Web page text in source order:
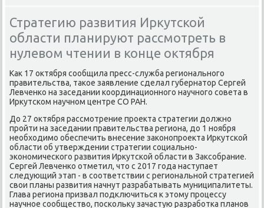
Стратегию развития Иркутской
области планируют рассмотреть в
нулевом чтении в конце октября
Как 17 октября сообщила пресс-служба регионального
правительства, такое заявление сделал губернатор Сергей
Левченко на заседании координационного научного совета в
Иркутском научном центре СО РАН.
До 27 октября рассмотрение проекта стратегии должно
пройти на заседании правительства региона, до 1 ноября
необходимо обеспечить внесение законопроекта Иркутской
области об утверждении стратегии социально-
экономического развития Иркутской области в Заксобрание.
Сергей Левченко отметил, что с 2017 года наступает
следующий этап - в соответствии с региональной стратегией
свои планы развития начнут разрабатывать муниципалитеты.
Глава региона призвал подключиться к этому процессу
научное сообщество, поскольку зачастую разработка планов